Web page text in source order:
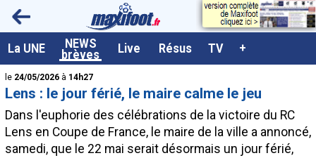
La UNE NEWS
brèves Live Résus TV +
<
le 24/05/2026 à 14h27
Lens : le jour férié, le maire calme le jeu
Dans l'euphorie des célébrations de la victoire du RC
Lens en Coupe de France, le maire de la ville a annoncé,
samedi, que le 22 mai serait désormais un jour férié,
A la UNE
Dernières brèves
Live / Matchs en direct
Résultats et Classements
Class. buteurs européens